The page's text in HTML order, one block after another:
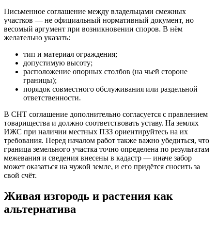
Письменное соглашение между владельцами смежных
участков — не официальный нормативный документ, но
весомый аргумент при возникновении споров. В нём
желательно указать:
тип и материал ограждения;
допустимую высоту;
расположение опорных столбов (на чьей стороне
границы);
порядок совместного обслуживания или раздельной
ответственности.
В СНТ соглашение дополнительно согласуется с правлением
товарищества и должно соответствовать уставу. На землях
ИЖС при наличии местных ПЗЗ ориентируйтесь на их
требования. Перед началом работ также важно убедиться, что
граница земельного участка точно определена по результатам
межевания и сведения внесены в кадастр — иначе забор
может оказаться на чужой земле, и его придётся сносить за
свой счёт.
Живая изгородь и растения как
альтернатива